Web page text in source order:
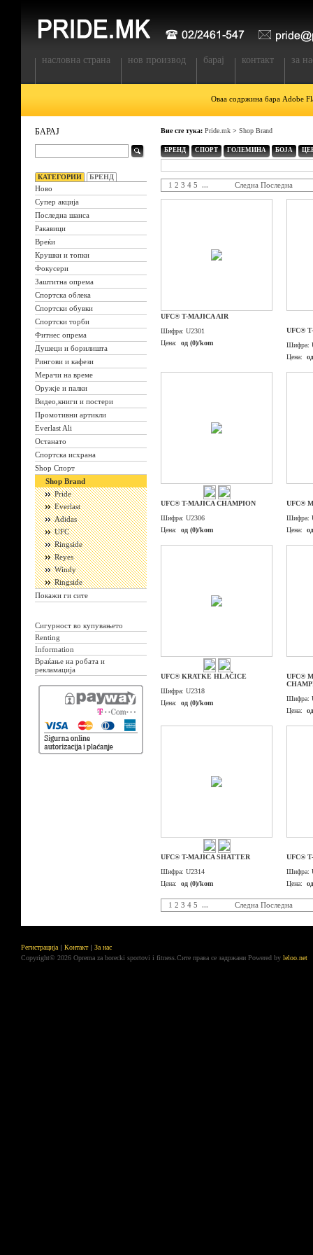
насловна страна нов производ барај контакт за
Оваа содржина бара Adobe
БАРАЈ
КАТЕГОРИИ БРЕНД
Ново
Супер акција
Последна шанса
Ракавици
Вреќи
Крушки и топки
Фокусери
Заштитна опрема
Спортска облека
Спортски обувки
Спортски торби
Фитнес опрема
Душеци и борилишта
Рингови и кафези
Мерачи на време
Оружје и палки
Видео,книги и постери
Промотивни артикли
Everlast Ali
Останато
Спортска исхрана
Shop Спорт
Shop Brand
Pride
Everlast
Adidas
UFC
Ringside
Reyes
Windy
Ringside
Покажи ги сите
Сигурност во купувањето
Renting
Information
Враќање на робата и
рекламација
Вие сте тука: Pride.mk > Shop Brand
БРЕНД СПОРТ ГОЛЕМИНА БОЈА
1 2 3 4 5 ... Следна Последна
UFC® T-MAJICA AIR
Шифра: U2301
Цена:
од (0)/kom
UFC®
Шифра:
Цена:
UFC® T-MAJICA CHAMPION
Шифра: U2306
Цена:
од (0)/kom
UFC®
Шифра:
Цена:
UFC® KRATKE HLAČICE
Шифра: U2318
Цена:
од (0)/kom
UFC®
Шифра:
Цена:
UFC® T-MAJICA SHATTER
Шифра: U2314
Цена:
од (0)/kom
UFC®
Шифра:
Цена:
1 2 3 4 5 ... Следна Последна
Регистрација Контакт
За нас
Copyright© 2026 Oprema za borecki sportovi i fitness.Сите права се задржани Powered by leloo.net